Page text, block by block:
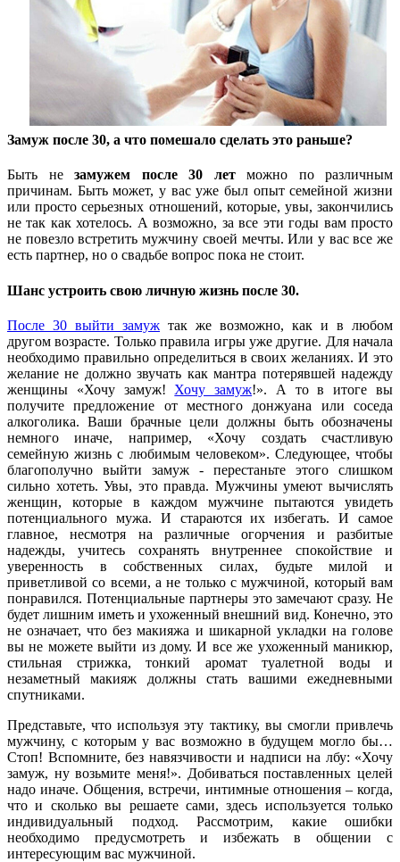
Замуж после 30, а что помешало сделать это раньше?
Быть не замужем после 30 летможно по различным
причинам. Быть может, у вас уже был опыт семейной жизни
или просто серьезных отношений, которые, увы, закончились
не так как хотелось. А возможно, за все эти годы вам просто
не повезло встретить мужчину своей мечты. Или у вас все же
есть партнер, но о свадьбе вопрос пока не стоит.
Шанс устроить свою личную жизнь после 30.
После 30 выйти замуж так же возможно, как и в любом
другом возрасте. Только правила игры уже другие. Для начала
необходимо правильно определиться в своих желаниях. И это
желание не должно звучать как мантра потерявшей надежду
женщины «Хочу замуж! Хочу замуж!». А то в итоге вы
получите предложение от местного донжуана или соседа
алкоголика. Ваши брачные цели должны быть обозначены
немного иначе, например, «Хочу создать счастливую
семейную жизнь с любимым человеком». Следующее, чтобы
благополучно выйти замуж - перестаньте этого слишком
сильно хотеть. Увы, это правда. Мужчины умеют вычислять
женщин, которые в каждом мужчине пытаются увидеть
потенциального мужа. И стараются их избегать. И самое
главное, несмотря на различные огорчения и разбитые
надежды, учитесь сохранять внутреннее спокойствие и
уверенность в собственных силах, будьте милой и
приветливой со всеми, а не только с мужчиной, который вам
понравился. Потенциальные партнеры это замечают сразу. Не
будет лишним иметь и ухоженный внешний вид. Конечно, это
не означает, что без макияжа и шикарной укладки на голове
вы не можете выйти из дому. И все же ухоженный маникюр,
стильная стрижка, тонкий аромат туалетной воды и
незаметный макияж должны стать вашими ежедневными
спутниками.
Представьте, что используя эту тактику, вы смогли привлечь
мужчину, с которым у вас возможно в будущем могло бы…
Стоп! Вспомните, без навязчивости и надписи на лбу: «Хочу
замуж, ну возьмите меня!». Добиваться поставленных целей
надо иначе. Общения, встречи, интимные отношения – когда,
что и сколько вы решаете сами, здесь используется только
индивидуальный подход. Рассмотрим, какие ошибки
необходимо предусмотреть и избежать в общении с
интересующим вас мужчиной.